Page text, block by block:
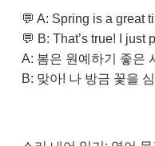
💬 A: Spring is a great
💬 B: That’s true! I just
A: 봄은 원예하기 좋은
B: 맞아! 나 방금 꽃을